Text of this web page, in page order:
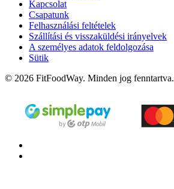
Kapcsolat
Csapatunk
Felhasználási feltételek
Szállítási és visszaküldési irányelvek
A személyes adatok feldolgozása
Sütik
© 2026 FitFoodWay. Minden jog fenntartva.